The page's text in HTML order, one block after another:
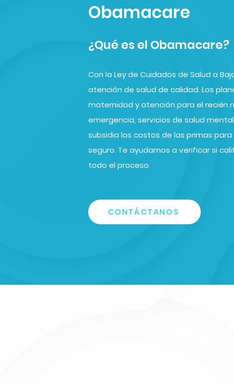
Obamacare
¿Qué es el Obamacare?
Con la Ley de Cuidados de Salud a
atención de salud de calidad. Los
maternidad y atención para el recién
emergencia, servicios de salud
subsidia los costos de las primas
seguro. Te ayudamos a verificar si
todo el proceso.
CONTÁCTANOS